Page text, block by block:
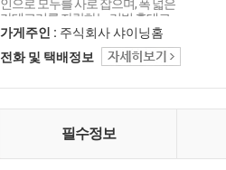
인으로 모두를 사로 잡으며, 폭 넓은
카테고리를 자랑하는 리빙 홈데코
인테리어 샤이닝홈입니다.
가게주인 : 주식회사 샤이닝홈
전화 및 택배정보
필수정보